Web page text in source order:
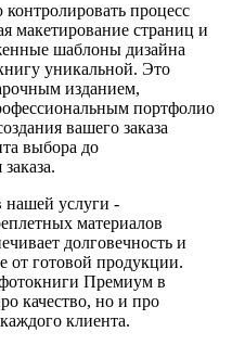
процесс
макетирование страниц и
шаблоны дизайна
уникальной. Это
изданием,
портфолио
вашего заказа
выбора до
нашей услуги -
материалов
долговечность и
от готовой продукции.
Премиум в
качество, но и про
клиента.